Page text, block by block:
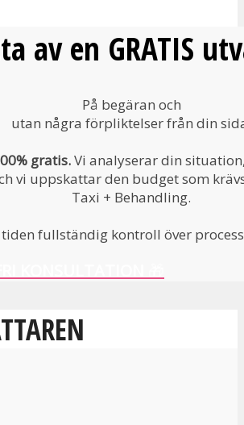
av en GRATIS
På begäran och
utan några förpliktelser från din
gratis.Vi analyserar din
vi uppskattar den budget som
Taxi + Behandling.
fullständig kontroll över